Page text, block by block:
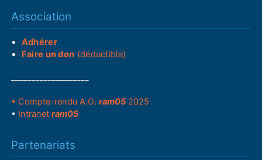
Association
Adhérer
Faire un don (déductible)
• Compte-rendu A.G.ram05 2025
• Intranetram05
Partenariats